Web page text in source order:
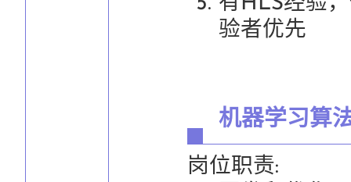
验者优先
机器学习算
岗位职责: